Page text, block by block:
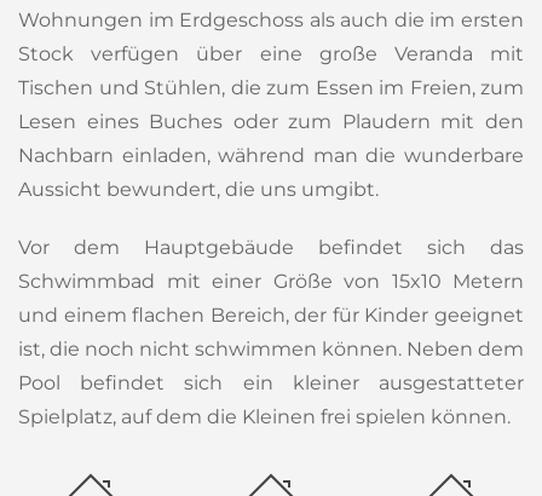
Wohnungen im Erdgeschoss als auch die im ersten
Stock verfügen über eine große Veranda mit
Tischen und Stühlen, die zum Essen im Freien, zum
Lesen eines Buches oder zum Plaudern mit den
Nachbarn einladen, während man die wunderbare
Aussicht bewundert, die uns umgibt.
Vor dem Hauptgebäude befindet sich das
Schwimmbad mit einer Größe von 15x10 Metern
und einem flachen Bereich, der für Kinder geeignet
ist, die noch nicht schwimmen können. Neben dem
Pool befindet sich ein kleiner ausgestatteter
Spielplatz, auf dem die Kleinen frei spielen können.